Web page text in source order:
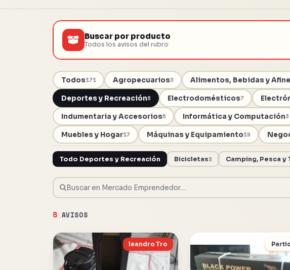
Buscar por producto
Todos los avisos del rubro
Todos171 Agropecuarios3 Alimentos, Bebidas y
Deportes y Recreación8 Electrodomésticos7
Indumentaria y Accesorios5 Informática y Computación3
Muebles y Hogar17 Máquinas y Equipamiento19
Todo Deportes y Recreación Bicicletas3 Camping, Pesca
8 AVISOS
leandro Tro